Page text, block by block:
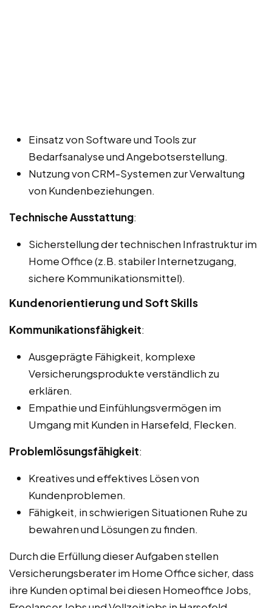
Einsatz von Software und Tools zur
Bedarfsanalyse und Angebotserstellung.
Nutzung von CRM-Systemen zur Verwaltung
von Kundenbeziehungen.
Technische Ausstattung:
Sicherstellung der technischen Infrastruktur im
Home Office (z.B. stabiler Internetzugang,
sichere Kommunikationsmittel).
Kundenorientierung und Soft Skills
Kommunikationsfähigkeit:
Ausgeprägte Fähigkeit, komplexe
Versicherungsprodukte verständlich zu
erklären.
Empathie und Einfühlungsvermögen im
Umgang mit Kunden in Harsefeld, Flecken.
Problemlösungsfähigkeit:
Kreatives und effektives Lösen von
Kundenproblemen.
Fähigkeit, in schwierigen Situationen Ruhe zu
bewahren und Lösungen zu finden.
Durch die Erfüllung dieser Aufgaben stellen
Versicherungsberater im Home Office sicher, dass
ihre Kunden optimal bei diesen Homeoffice Jobs,